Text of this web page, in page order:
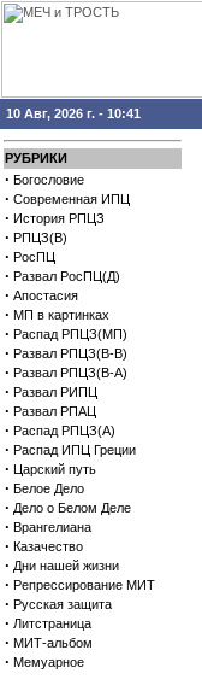
10 Авг, 2026 г. - 10:41
РУБРИКИ
· Богословие
· Современная ИПЦ
· История РПЦЗ
· РПЦЗ(В)
· РосПЦ
· Развал РосПЦ(Д)
· Апостасия
· МП в картинках
· Распад РПЦЗ(МП)
· Развал РПЦЗ(В-В)
· Развал РПЦЗ(В-А)
· Развал РИПЦ
· Развал РПАЦ
· Распад РПЦЗ(А)
· Распад ИПЦ Греции
· Царский путь
· Белое Дело
· Дело о Белом Деле
· Врангелиана
· Казачество
· Дни нашей жизни
· Репрессирование МИТ
· Русская защита
· Литстраница
· МИТ-альбом
· Мемуарное